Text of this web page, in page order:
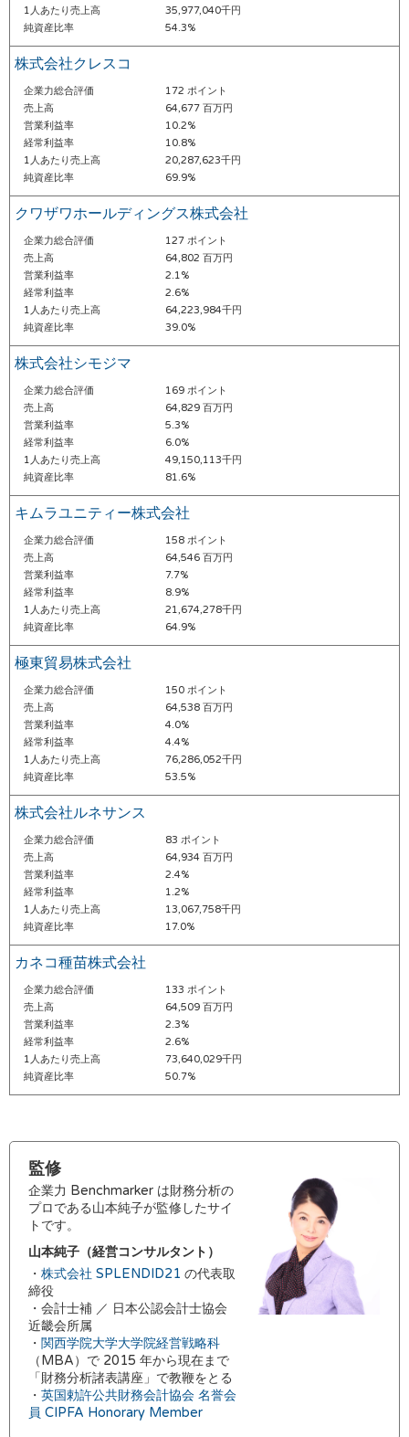
1人あたり売上高
35,977,040千円
純資産比率
54.3%
株式会社クレスコ
企業力総合評価
172 ポイント
売上高
64,677 百万円
営業利益率
10.2%
経常利益率
10.8%
1人あたり売上高
20,287,623千円
純資産比率
69.9%
クワザワホールディングス株式会社
企業力総合評価
127 ポイント
売上高
64,802 百万円
営業利益率
2.1%
経常利益率
2.6%
1人あたり売上高
64,223,984千円
純資産比率
39.0%
株式会社シモジマ
企業力総合評価
169 ポイント
売上高
64,829 百万円
営業利益率
5.3%
経常利益率
6.0%
1人あたり売上高
49,150,113千円
純資産比率
81.6%
キムラユニティー株式会社
企業力総合評価
158 ポイント
売上高
64,546 百万円
営業利益率
7.7%
経常利益率
8.9%
1人あたり売上高
21,674,278千円
純資産比率
64.9%
極東貿易株式会社
企業力総合評価
150 ポイント
売上高
64,538 百万円
営業利益率
4.0%
経常利益率
4.4%
1人あたり売上高
76,286,052千円
純資産比率
53.5%
株式会社ルネサンス
企業力総合評価
83 ポイント
売上高
64,934 百万円
営業利益率
2.4%
経常利益率
1.2%
1人あたり売上高
13,067,758千円
純資産比率
17.0%
カネコ種苗株式会社
企業力総合評価
133 ポイント
売上高
64,509 百万円
営業利益率
2.3%
経常利益率
2.6%
1人あたり売上高
73,640,029千円
純資産比率
50.7%
監修
企業力 Benchmarker は財務分析の
プロである山本純子が監修したサイ
トです。
山本純子（経営コンサルタント）
・ 株式会社 SPLENDID21 の代表取
締役
・会計士補 ／ 日本公認会計士協会
近畿会所属
・ 関西学院大学大学院経営戦略科
（MBA）で 2015 年から現在まで
「財務分析諸表講座」で教鞭をとる
・ 英国勅許公共財務会計協会 名誉会
員 CIPFA Honorary Member